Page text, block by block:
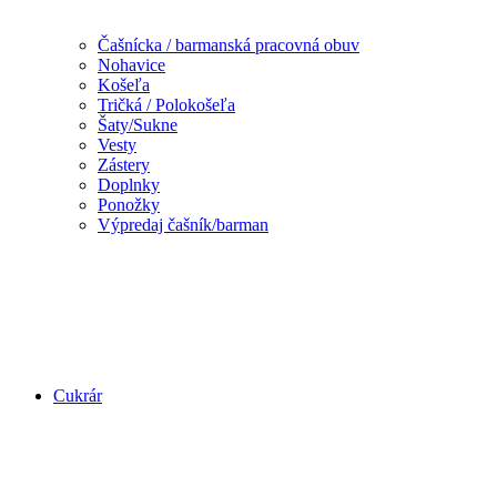
Čašnícka / barmanská pracovná obuv
Nohavice
Košeľa
Tričká / Polokošeľa
Šaty/Sukne
Vesty
Zástery
Doplnky
Ponožky
Výpredaj čašník/barman
Cukrár